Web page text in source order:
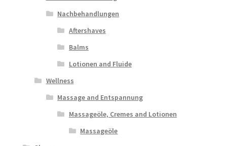
Nachbehandlungen
Aftershaves
Balms
Lotionen and Fluide
Wellness
Massage and Entspannung
Massageöle, Cremes and Lotionen
Massageöle